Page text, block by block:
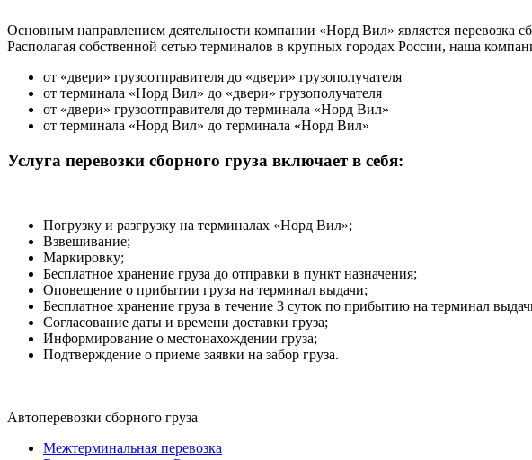
Основным направлением деятельности компании «Норд Вил» является перевозка
Располагая собственной сетью терминалов в крупных городах России, наша
от «двери» грузоотправителя до «двери» грузополучателя
от терминала «Норд Вил» до «двери» грузополучателя
от «двери» грузоотправителя до терминала «Норд Вил»
от терминала «Норд Вил» до терминала «Норд Вил»
Услуга перевозки сборного груза включает в себя:
Погрузку и разгрузку на терминалах «Норд Вил»;
Взвешивание;
Маркировку;
Бесплатное хранение груза до отправки в пункт назначения;
Оповещение о прибытии груза на терминал выдачи;
Бесплатное хранение груза в течение 3 суток по прибытию на терминал
Согласование даты и времени доставки груза;
Информирование о местонахождении груза;
Подтверждение о приеме заявки на забор груза.
Автоперевозки сборного груза
Межтерминальная перевозка